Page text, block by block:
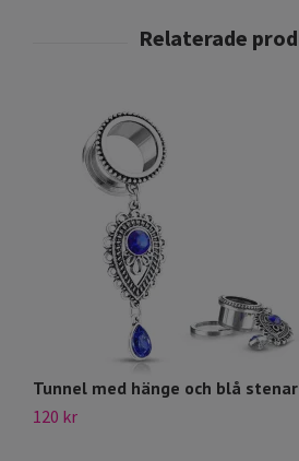
Tunnel med hänge och blå stenar
120 kr